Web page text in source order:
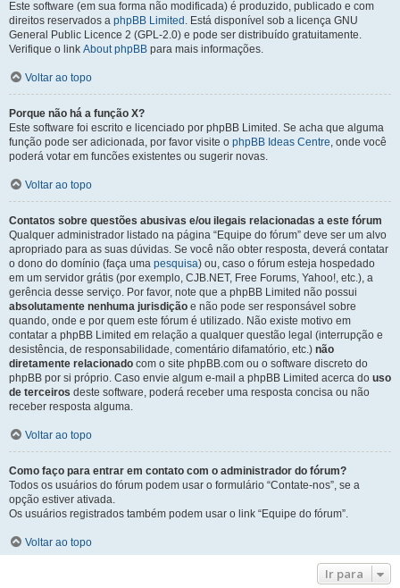
Este software (em sua forma não modificada) é produzido, publicado e com
direitos reservados a phpBB Limited . Está disponível sob a licença GNU
General Public Licence 2 (GPL-2.0) e pode ser distribuído gratuitamente.
Verifique o link About phpBB para mais informações.
Voltar ao topo
Porque não há a função X?
Este software foi escrito e licenciado por phpBB Limited. Se acha que alguma
função pode ser adicionada, por favor visite o phpBB Ideas Centre, onde você
poderá votar em funcões existentes ou sugerir novas.
Voltar ao topo
Contatos sobre questões abusivas e/ou ilegais relacionadas a este fórum
Qualquer administrador listado na página “Equipe do fórum” deve ser um alvo
apropriado para as suas dúvidas. Se você não obter resposta, deverá contatar
o dono do domínio (faça uma pesquisa) ou, caso o fórum esteja hospedado
em um servidor grátis (por exemplo, CJB.NET, Free Forums, Yahoo!, etc.), a
gerência desse serviço. Por favor, note que a phpBB Limited não possui
absolutamente nenhuma jurisdição e não pode ser responsável sobre
quando, onde e por quem este fórum é utilizado. Não existe motivo em
contatar a phpBB Limited em relação a qualquer questão legal (interrupção e
desistência, de responsabilidade, comentário difamatório, etc.) não
diretamente relacionado com o site phpBB.com ou o software discreto do
phpBB por si próprio. Caso envie algum e-mail a phpBB Limited acerca do uso
de terceiros deste software, poderá receber uma resposta concisa ou não
receber resposta alguma.
Voltar ao topo
Como faço para entrar em contato com o administrador do fórum?
Todos os usuários do fórum podem usar o formulário “Contate-nos”, se a
opção estiver ativada.
Os usuários registrados também podem usar o link “Equipe do fórum”.
Voltar ao topo
Ir para